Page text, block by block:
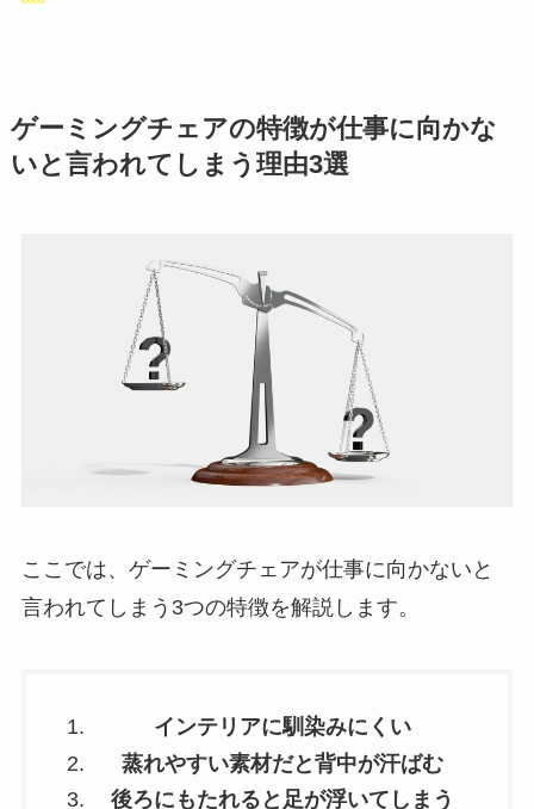
ゲーミングチェアの特徴が仕事に向かな
いと言われてしまう理由3選
ここでは、ゲーミングチェアが仕事に向かないと
言われてしまう3つの特徴を解説します。
インテリアに馴染みにくい
蒸れやすい素材だと背中が汗ばむ
後ろにもたれると足が浮いてしまう